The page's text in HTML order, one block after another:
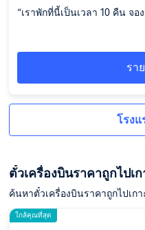
“เราพักที่นี้เป็นเวลา 10 คืน จ
อร์เย็นมากๆ ที่ รร มีบริการอ
นเวลา โดยรวมถือว่าโอเค แ
ป5 นาทีถึง เลิศๆเลยค่ะ ปาร์ตี้
รา
โรงแ
ตั๋วเครื่องบินราคาถูกไปเ
ค้นหาตั๋วเครื่องบินราคาถูกไปเก
ใกล้คุณที่สุด